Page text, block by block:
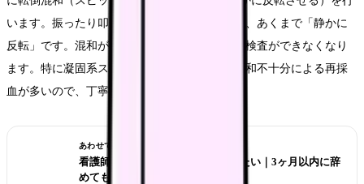
います。振ったり叩いたりすると溶血するため、あくまで「静かに
反転」です。混和が不十分だと血液が凝固し、検査ができなくなり
ます。特に凝固系スピッツと血算スピッツは混和不十分による再採
血が多いので、丁寧に行いましょう。
あわせて読みたい
看護師 転職したばかりなのに辞めたい｜3ヶ月以内に辞
めてもいい？